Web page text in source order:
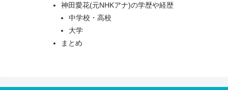
神田愛花(元NHKアナ)の学歴や経歴
中学校・高校
大学
まとめ